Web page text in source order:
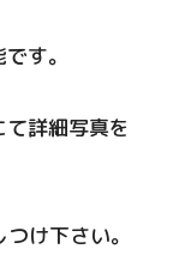
す。
詳細写真を
け下さい。